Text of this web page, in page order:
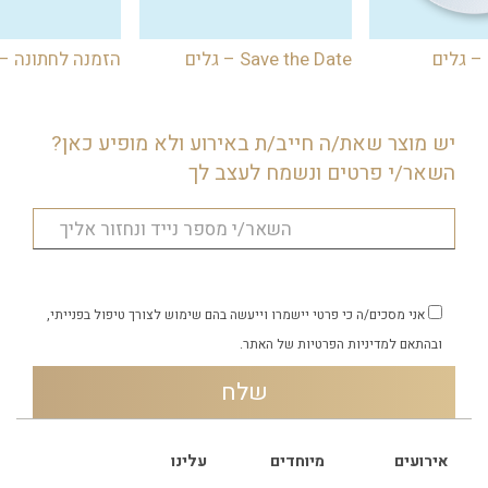
גלים Save the Date – גלים הזמנה לחתונה
יש מוצר שאת/ה חייב/ת באירוע ולא מופיע כאן?
השאר/י פרטים ונשמח לעצב לך
אני מסכים/ה כי פרטי יישמרו וייעשה בהם שימוש לצורך טיפול בפנייתי,
ובהתאם למדיניות הפרטיות של האתר.
אירועים
מיוחדים
עלינו